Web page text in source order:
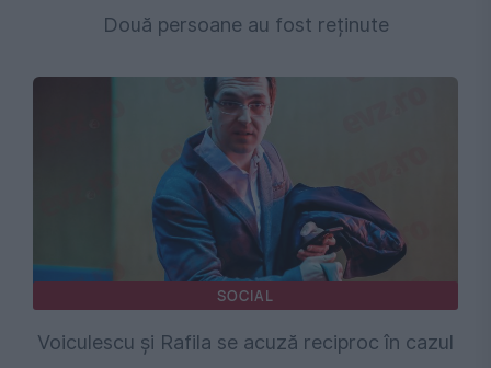
Două persoane au fost reținute
SOCIAL
Voiculescu și Rafila se acuză reciproc în cazul